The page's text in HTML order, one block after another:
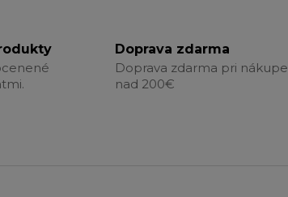
Doprava zdarma
Doprava zdarma pri nákupe
nad 200€